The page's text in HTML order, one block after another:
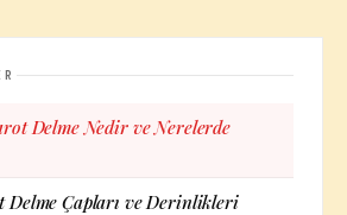
Delme Nedir ve Nerelerde
Delme Çapları ve Derinlikleri